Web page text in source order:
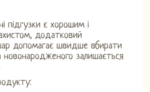
підгузки є хорошим і
додатковий
допомагає швидше вбирати
новонародженого залишається